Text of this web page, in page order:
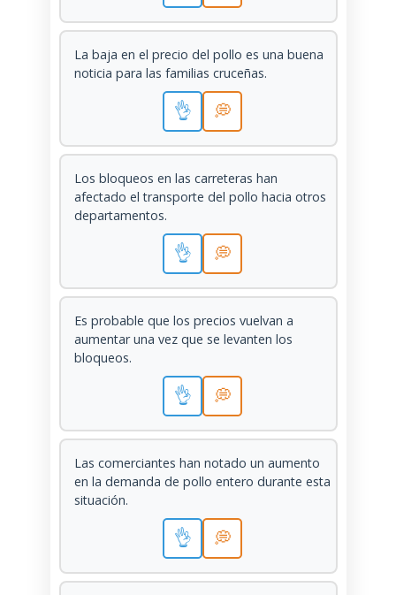
La baja en el precio del pollo es una buena
noticia para las familias cruceñas.
👌 💭
Los bloqueos en las carreteras han
afectado el transporte del pollo hacia otros
departamentos.
👌 💭
Es probable que los precios vuelvan a
aumentar una vez que se levanten los
bloqueos.
👌 💭
Las comerciantes han notado un aumento
en la demanda de pollo entero durante esta
situación.
👌 💭